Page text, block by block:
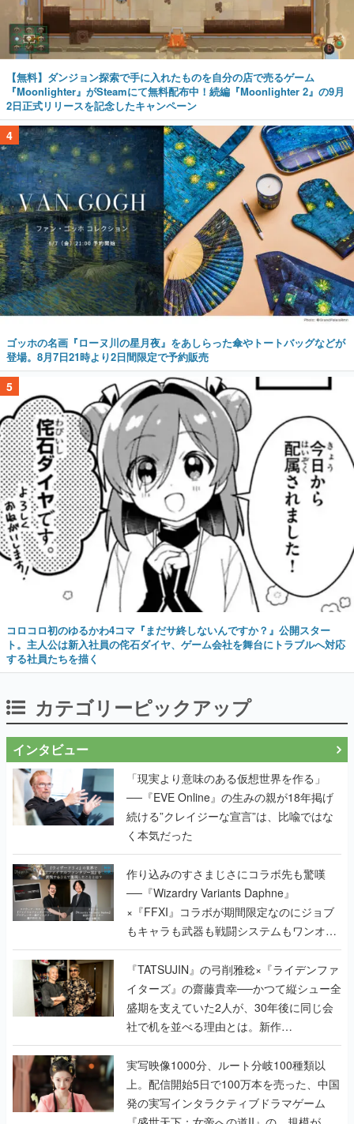
【無料】ダンジョン探索で手に入れたものを自分の店で売るゲーム
『Moonlighter』がSteamにて無料配布中！続編『Moonlighter 2』の9月
2日正式リリースを記念したキャンペーン
4
ゴッホの名画『ローヌ川の星月夜』をあしらった傘やトートバッグなどが
登場。8月7日21時より2日間限定で予約販売
5
コロコロ初のゆるかわ4コマ『まだサ終しないんですか？』公開スター
ト。主人公は新入社員の侘石ダイヤ、ゲーム会社を舞台にトラブルへ対応
する社員たちを描く
カテゴリーピックアップ
インタビュー
「現実より意味のある仮想世界を作る」
──『EVE Online』の生みの親が18年掲げ
続ける”クレイジーな宣言”は、比喩ではな
く本気だった
作り込みのすさまじさにコラボ先も驚嘆
──『Wizardry Variants Daphne』
×『FFXI』コラボが期間限定なのにジョブ
もキャラも武器も戦闘システムもワンオフ
で作り込まれた理由を両ディレクターに聞
く
『TATSUJIN』の弓削雅稔×『ライデンファ
イターズ』の齋藤貴幸──かつて縦シュー全
盛期を支えていた2人が、30年後に同じ会
社で机を並べる理由とは。新作
『TATSUJIN EXTREME』で初タッグを組
んだレジェンド2人に訊く開発秘話
実写映像1000分、ルート分岐100種類以
上。配信開始5日で100万本を売った、中国
発の実写インタラクティブドラマゲーム